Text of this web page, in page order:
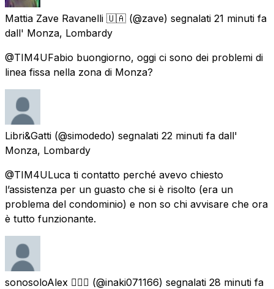
Mattia Zave Ravanelli 🇺🇦 (@zave) segnalati 21 minuti fa
dall' Monza, Lombardy
@TIM4UFabio buongiorno, oggi ci sono dei problemi di
linea fissa nella zona di Monza?
Libri&Gatti (@simodedo) segnalati 22 minuti fa dall'
Monza, Lombardy
@TIM4ULuca ti contatto perché avevo chiesto
l’assistenza per un guasto che si è risolto (era un
problema del condominio) e non so chi avvisare che ora
è tutto funzionante.
sonosoloAlex 🏳️‍🌈🕉️ (@inaki071166) segnalati 28 minuti fa